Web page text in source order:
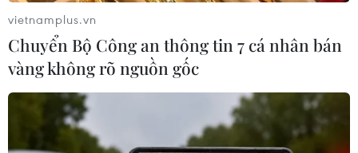
vietnamplus.vn
Chuyển Bộ Công an thông tin 7 cá nhân bán
vàng không rõ nguồn gốc